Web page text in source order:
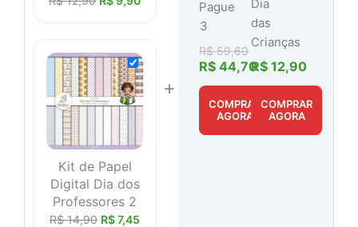
Kit de Papel
Digital Dia dos
Professores 2
R$14,90 R$7,45
+
Pague
3
R$59,60
R$ 44,70
COMPRAR
AGORA
Dia
das
Crianças
R$ 12,90
COMPRAR
AGORA